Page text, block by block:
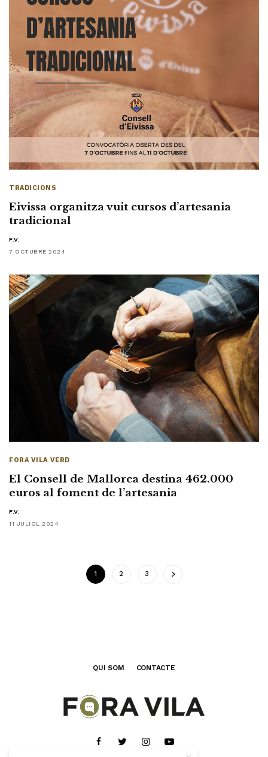
TRADICIONS
Eivissa organitza vuit cursos d’artesania
tradicional
F.V.
7 OCTUBRE 2024
FORA VILA VERD
El Consell de Mallorca destina 462.000
euros al foment de l’artesania
F.V.
11 JULIOL 2024
1 2 3
QUI SOM CONTACTE